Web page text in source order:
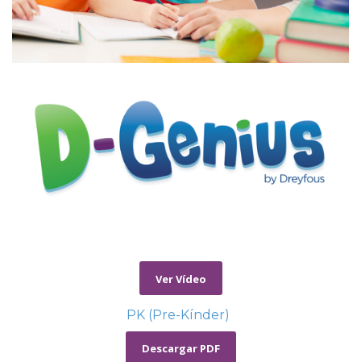
Ver Vídeo
PK (Pre-Kínder)
Descargar PDF